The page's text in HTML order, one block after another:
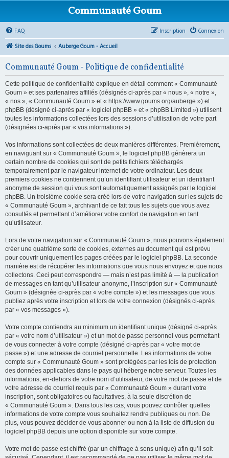
Communauté Goum
FAQ Connexion
Inscription
Site des Goums
Auberge Goum - Accueil
Communauté Goum - Politique de confidentialité
Cette politique de confidentialité explique en détail comment « Communauté
Goum » et ses partenaires affiliés (désignés ci-après par « nous », « notre »,
« nos », « Communauté Goum » et « https://www.goums.org/auberge ») et
phpBB (désigné ci-après par « logiciel phpBB » et « phpBB Limited ») utilisent
toutes les informations collectées lors des sessions d’utilisation de votre part
(désignées ci-après par « vos informations »).
Vos informations sont collectées de deux manières différentes. Premièrement,
en naviguant sur « Communauté Goum », le logiciel phpBB génèrera un
certain nombre de cookies qui sont de petits fichiers téléchargés
temporairement par le navigateur internet de votre ordinateur. Les deux
premiers cookies ne contiennent qu’un identifiant utilisateur et un identifiant
anonyme de session qui vous sont automatiquement assignés par le logiciel
phpBB. Un troisième cookie sera créé lors de votre navigation sur les sujets de
« Communauté Goum », archivant de ce fait tous les sujets que vous avez
consultés et permettant d’améliorer votre confort de navigation en tant
qu’utilisateur.
Lors de votre navigation sur « Communauté Goum », nous pouvons également
créer une quatrième sorte de cookies, externes au document qui est prévu
pour couvrir uniquement les pages créées par le logiciel phpBB. La seconde
manière est de récupérer les informations que vous nous envoyez et que nous
collectons. Ceci peut correspondre — mais n’est pas limité à — la publication
de messages en tant qu’utilisateur anonyme, l’inscription sur « Communauté
Goum » (désignée ci-après par « votre compte ») et les messages que vous
publiez après votre inscription et lors de votre connexion (désignés ci-après
par « vos messages »).
Votre compte contiendra au minimum un identifiant unique (désigné ci-après
par « votre nom d’utilisateur ») et un mot de passe personnel vous permettant
de vous connecter à votre compte (désigné ci-après par « votre mot de
passe ») et une adresse de courriel personnelle. Les informations de votre
compte sur « Communauté Goum » sont protégées par les lois de protection
des données applicables dans le pays qui héberge notre serveur. Toutes les
informations, en-dehors de votre nom d’utilisateur, de votre mot de passe et de
votre adresse de courriel requis par « Communauté Goum » durant votre
inscription, sont obligatoires ou facultatives, à la seule discrétion de
« Communauté Goum ». Dans tous les cas, vous pouvez contrôler quelles
informations de votre compte vous souhaitez rendre publiques ou non. De
plus, vous pouvez décider de vous abonner ou non à la liste de diffusion du
logiciel phpBB depuis une option disponible sur votre compte.
Votre mot de passe est chiffré (par un chiffrage à sens unique) afin qu’il soit